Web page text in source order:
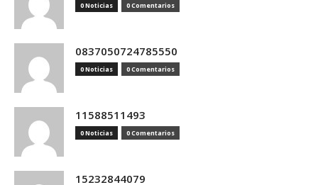
0 Noticias 0 Comentarios
0837050724785550
0 Noticias 0 Comentarios
11588511493
0 Noticias 0 Comentarios
15232844079